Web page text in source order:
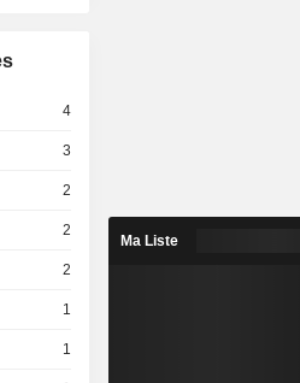
4
3
2
2
2
1
1
Ma Liste